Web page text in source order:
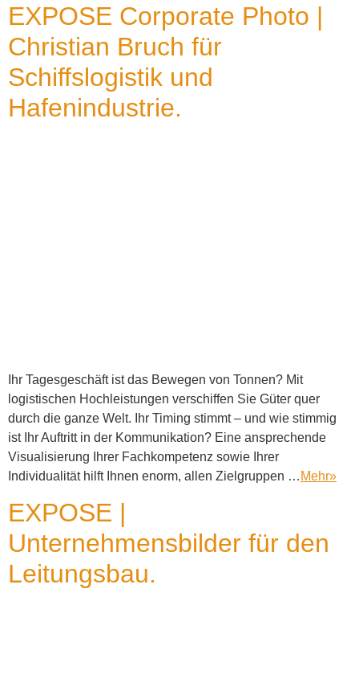
EXPOSE Corporate Photo |
Christian Bruch für
Schiffslogistik und
Hafenindustrie.
Ihr Tagesgeschäft ist das Bewegen von Tonnen? Mit
logistischen Hochleistungen verschiffen Sie Güter quer
durch die ganze Welt. Ihr Timing stimmt – und wie stimmig
ist Ihr Auftritt in der Kommunikation? Eine ansprechende
Visualisierung Ihrer Fachkompetenz sowie Ihrer
Individualität hilft Ihnen enorm, allen Zielgruppen … Mehr»
EXPOSE |
Unternehmensbilder für den
Leitungsbau.